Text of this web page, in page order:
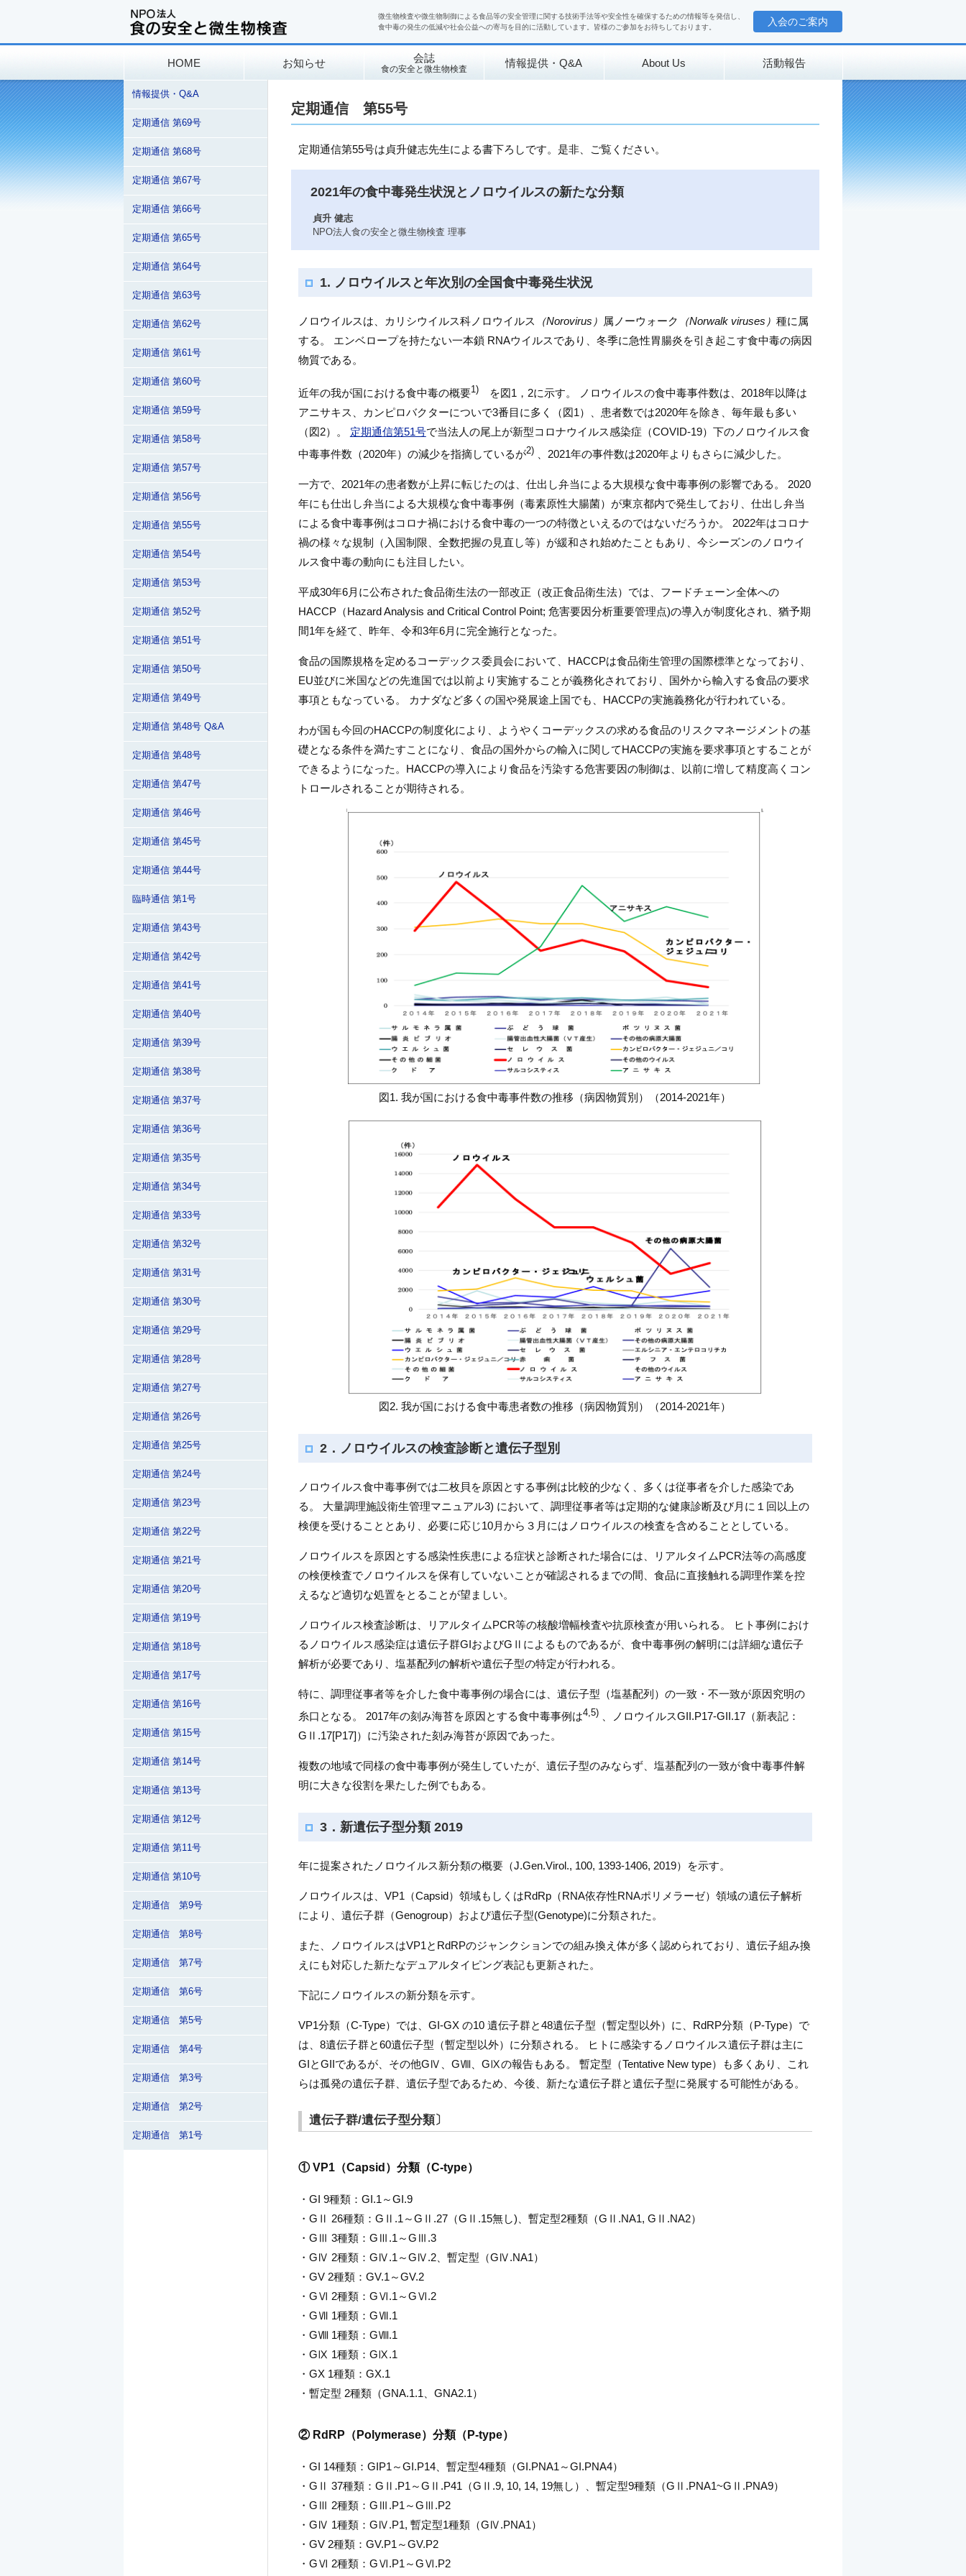
微生物検査や微生物制御による食品等の安全管理に関する技術手法等や安全性を確保するための情報等を発信し、
食中毒の発生の低減や社会公益への寄与を目的に活動しています。皆様のご参加をお待ちしております。
入会のご案内
HOME お知らせ 会誌
食の安全と微生物検査 情報提供・Q&A About Us 活動報告
定期通信 第55号
定期通信第55号は貞升健志先生による書下ろしです。是非、ご覧ください。
2021年の食中毒発生状況とノロウイルスの新たな分類
貞升 健志
NPO法人食の安全と微生物検査 理事
1. ノロウイルスと年次別の全国食中毒発生状況
ノロウイルスは、カリシウイルス科ノロウイルス （Norovirus） 属ノーウォーク （Norwalk viruses） 種に属
する。 エンベロープを持たない一本鎖 RNAウイルスであり、冬季に急性胃腸炎を引き起こす食中毒の病因
物質である。
近年の我が国における食中毒の概要1)を図1，2に示す。 ノロウイルスの食中毒事件数は、2018年以降は
アニサキス、カンピロバクターについで3番目に多く（図1）、患者数では2020年を除き、毎年最も多い
（図2）。 定期通信第51号で当法人の尾上が新型コロナウイルス感染症（COVID-19）下のノロウイルス食
中毒事件数（2020年）の減少を指摘しているが2)、2021年の事件数は2020年よりもさらに減少した。
一方で、2021年の患者数が上昇に転じたのは、仕出し弁当による大規模な食中毒事例の影響である。 2020
年にも仕出し弁当による大規模な食中毒事例（毒素原性大腸菌）が東京都内で発生しており、仕出し弁当
による食中毒事例はコロナ禍における食中毒の一つの特徴といえるのではないだろうか。 2022年はコロナ
禍の様々な規制（入国制限、全数把握の見直し等）が緩和され始めたこともあり、今シーズンのノロウイ
ルス食中毒の動向にも注目したい。
平成30年6月に公布された食品衛生法の一部改正（改正食品衛生法）では、フードチェーン全体への
HACCP（Hazard Analysis and Critical Control Point; 危害要因分析重要管理点)の導入が制度化され、猶予期
間1年を経て、昨年、令和3年6月に完全施行となった。
食品の国際規格を定めるコーデックス委員会において、HACCPは食品衛生管理の国際標準となっており、
EU並びに米国などの先進国では以前より実施することが義務化されており、国外から輸入する食品の要求
事項ともなっている。 カナダなど多くの国や発展途上国でも、HACCPの実施義務化が行われている。
わが国も今回のHACCPの制度化により、ようやくコーデックスの求める食品のリスクマネージメントの基
礎となる条件を満たすことになり、食品の国外からの輸入に関してHACCPの実施を要求事項とすることが
できるようになった。HACCPの導入により食品を汚染する危害要因の制御は、以前に増して精度高くコン
トロールされることが期待される。
図1. 我が国における食中毒事件数の推移（病因物質別）（2014-2021年）
図2. 我が国における食中毒患者数の推移（病因物質別）（2014-2021年）
2．ノロウイルスの検査診断と遺伝子型別
ノロウイルス食中毒事例では二枚貝を原因とする事例は比較的少なく、多くは従事者を介した感染であ
る。 大量調理施設衛生管理マニュアル3) において、調理従事者等は定期的な健康診断及び月に１回以上の
検便を受けることとあり、必要に応じ10月から３月にはノロウイルスの検査を含めることとしている。
ノロウイルスを原因とする感染性疾患による症状と診断された場合には、リアルタイムPCR法等の高感度
の検便検査でノロウイルスを保有していないことが確認されるまでの間、食品に直接触れる調理作業を控
えるなど適切な処置をとることが望ましい。
ノロウイルス検査診断は、リアルタイムPCR等の核酸増幅検査や抗原検査が用いられる。 ヒト事例におけ
るノロウイルス感染症は遺伝子群GIおよびGⅡによるものであるが、食中毒事例の解明には詳細な遺伝子
解析が必要であり、塩基配列の解析や遺伝子型の特定が行われる。
特に、調理従事者等を介した食中毒事例の場合には、遺伝子型（塩基配列）の一致・不一致が原因究明の
糸口となる。 2017年の刻み海苔を原因とする食中毒事例は4,5)、ノロウイルスGII.P17-GII.17（新表記：
GⅡ.17[P17]）に汚染された刻み海苔が原因であった。
複数の地域で同様の食中毒事例が発生していたが、遺伝子型のみならず、塩基配列の一致が食中毒事件解
明に大きな役割を果たした例でもある。
3．新遺伝子型分類 2019
年に提案されたノロウイルス新分類の概要（J.Gen.Virol., 100, 1393-1406, 2019）を示す。
ノロウイルスは、VP1（Capsid）領域もしくはRdRp（RNA依存性RNAポリメラーゼ）領域の遺伝子解析
により、遺伝子群（Genogroup）および遺伝子型(Genotype)に分類された。
また、ノロウイルスはVP1とRdRPのジャンクションでの組み換え体が多く認められており、遺伝子組み換
えにも対応した新たなデュアルタイピング表記も更新された。
下記にノロウイルスの新分類を示す。
VP1分類（C-Type）では、GI-GX の10 遺伝子群と48遺伝子型（暫定型以外）に、RdRP分類（P-Type）で
は、8遺伝子群と60遺伝子型（暫定型以外）に分類される。 ヒトに感染するノロウイルス遺伝子群は主に
GIとGIIであるが、その他GⅣ、GⅧ、GⅨの報告もある。 暫定型（Tentative New type）も多くあり、これ
らは孤発の遺伝子群、遺伝子型であるため、今後、新たな遺伝子群と遺伝子型に発展する可能性がある。
遺伝子群/遺伝子型分類〕
① VP1（Capsid）分類（C-type）
・GI 9種類：GI.1～GI.9
・GⅡ 26種類：GⅡ.1～GⅡ.27（GⅡ.15無し)、暫定型2種類（GⅡ.NA1, GⅡ.NA2）
・GⅢ 3種類：GⅢ.1～GⅢ.3
・GⅣ 2種類：GⅣ.1～GⅣ.2、暫定型（GⅣ.NA1）
・GV 2種類：GV.1～GV.2
・GⅥ 2種類：GⅥ.1～GⅥ.2
・GⅦ 1種類：GⅦ.1
・GⅧ 1種類：GⅧ.1
・GⅨ 1種類：GⅨ.1
・GX 1種類：GX.1
・暫定型 2種類（GNA.1.1、GNA2.1）
② RdRP（Polymerase）分類（P-type）
・GI 14種類：GIP1～GI.P14、暫定型4種類（GI.PNA1～GI.PNA4）
・GⅡ 37種類：GⅡ.P1～GⅡ.P41（GⅡ.9, 10, 14, 19無し）、暫定型9種類（GⅡ.PNA1~GⅡ.PNA9）
・GⅢ 2種類：GⅢ.P1～GⅢ.P2
・GⅣ 1種類：GⅣ.P1, 暫定型1種類（GⅣ.PNA1）
・GV 2種類：GV.P1～GV.P2
・GⅥ 2種類：GⅥ.P1～GⅥ.P2
情報提供・Q&A
定期通信 第69号
定期通信 第68号
定期通信 第67号
定期通信 第66号
定期通信 第65号
定期通信 第64号
定期通信 第63号
定期通信 第62号
定期通信 第61号
定期通信 第60号
定期通信 第59号
定期通信 第58号
定期通信 第57号
定期通信 第56号
定期通信 第55号
定期通信 第54号
定期通信 第53号
定期通信 第52号
定期通信 第51号
定期通信 第50号
定期通信 第49号
定期通信 第48号 Q&A
定期通信 第48号
定期通信 第47号
定期通信 第46号
定期通信 第45号
定期通信 第44号
臨時通信 第1号
定期通信 第43号
定期通信 第42号
定期通信 第41号
定期通信 第40号
定期通信 第39号
定期通信 第38号
定期通信 第37号
定期通信 第36号
定期通信 第35号
定期通信 第34号
定期通信 第33号
定期通信 第32号
定期通信 第31号
定期通信 第30号
定期通信 第29号
定期通信 第28号
定期通信 第27号
定期通信 第26号
定期通信 第25号
定期通信 第24号
定期通信 第23号
定期通信 第22号
定期通信 第21号
定期通信 第20号
定期通信 第19号
定期通信 第18号
定期通信 第17号
定期通信 第16号
定期通信 第15号
定期通信 第14号
定期通信 第13号
定期通信 第12号
定期通信 第11号
定期通信 第10号
定期通信 第9号
定期通信 第8号
定期通信 第7号
定期通信 第6号
定期通信 第5号
定期通信 第4号
定期通信 第3号
定期通信 第2号
定期通信 第1号